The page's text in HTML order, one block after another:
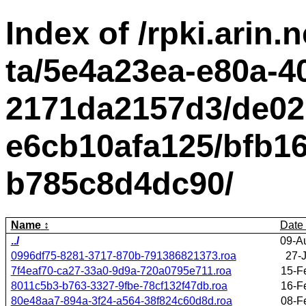
Index of /
ta/5e4a23ea-e80a-
2171da2157d3/
e6cb10afa125/
b785c8d4dc90/
Name
Date
../
09-
0996df75-8281-3717-870b-791386821373.roa
27-
7f4eaf70-ca27-33a0-9d9a-720a0795e711.roa
15-
8011c5b3-b763-3327-9fbe-78cf132f47db.roa
16-
80e48aa7-894a-3f24-a564-38f824c60d8d.roa
08-